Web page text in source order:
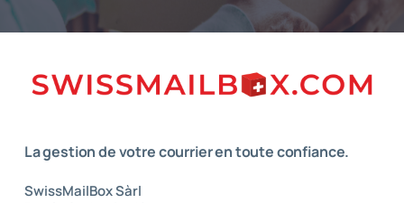
La gestion de votre courrieren toute confiance.
SwissMailBox Sàrl